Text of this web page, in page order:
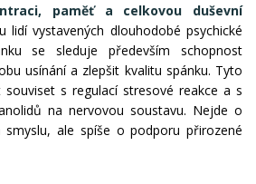
paměť a celkovou duševní
lidí vystavených dlouhodobé psychické
se sleduje především schopnost
usínání a zlepšit kvalitu spánku. Tyto
s regulací stresové reakce a s
na nervovou soustavu. Nejde o
smyslu, ale spíše o podporu přirozené